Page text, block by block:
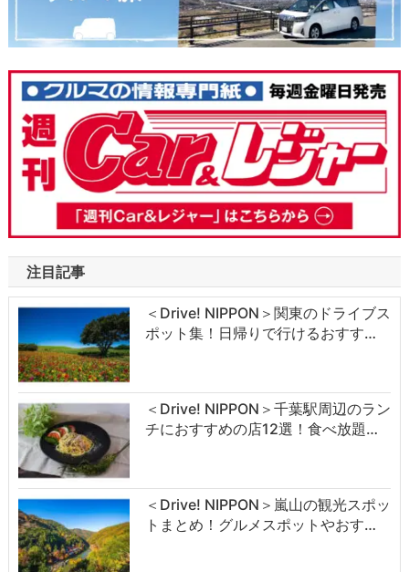
注目記事
＜Drive! NIPPON＞関東のドライブス
ポット集！日帰りで行けるおすす…
＜Drive! NIPPON＞千葉駅周辺のラン
チにおすすめの店12選！食べ放題…
＜Drive! NIPPON＞嵐山の観光スポッ
トまとめ！グルメスポットやおす…